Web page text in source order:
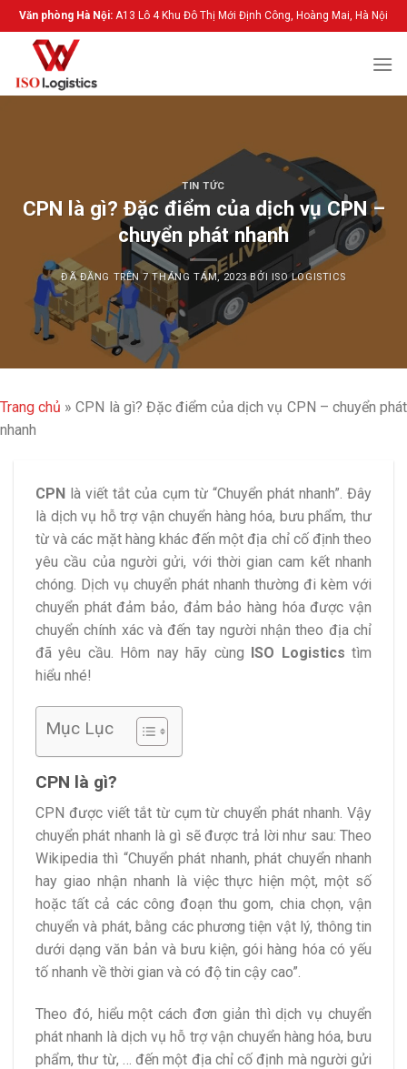
Chuyển
đến
dung
Văn phòng Hà Nội: A13 Lô 4 Khu Đô Thị Mới Định Công, Hoàng Mai, Hà Nội
TIN TỨC
CPN là gì? Đặc điểm của dịch vụ CPN –
chuyển phát nhanh
ĐÃ ĐĂNG TRÊN7 THÁNG TÁM, 2023 BỞI ISO LOGISTICS
Trang chủ »CPN là gì? Đặc điểm của dịch vụ CPN – chuyển phát
nhanh
CPN là viết tắt của cụm từ “Chuyển phát nhanh”. Đây
là dịch vụ hỗ trợ vận chuyển hàng hóa, bưu phẩm, thư
từ và các mặt hàng khác đến một địa chỉ cố định theo
yêu cầu của người gửi, với thời gian cam kết nhanh
chóng. Dịch vụ chuyển phát nhanh thường đi kèm với
chuyển phát đảm bảo, đảm bảo hàng hóa được vận
chuyển chính xác và đến tay người nhận theo địa chỉ
đã yêu cầu. Hôm nay hãy cùng ISO Logistics tìm
hiểu nhé!
Mục Lục
CPN là gì?
CPN được viết tắt từ cụm từ chuyển phát nhanh. Vậy
chuyển phát nhanh là gì sẽ được trả lời như sau: Theo
Wikipedia thì “Chuyển phát nhanh, phát chuyển nhanh
hay giao nhận nhanh là việc thực hiện một, một số
hoặc tất cả các công đoạn thu gom, chia chọn, vận
chuyển và phát, bằng các phương tiện vật lý, thông tin
dưới dạng văn bản và bưu kiện, gói hàng hóa có yếu
tố nhanh về thời gian và có độ tin cậy cao”.
Theo đó, hiểu một cách đơn giản thì dịch vụ chuyển
phát nhanh là dịch vụ hỗ trợ vận chuyển hàng hóa, bưu
phẩm, thư từ, … đến một địa chỉ cố định mà người gửi